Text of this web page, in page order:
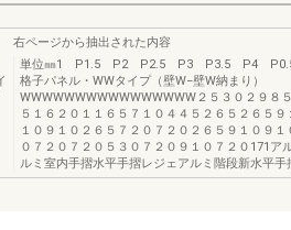
右ページから抽出された内容
単位㎜1 P1.5 P2 P2.5 P3 P3.5 P4 P0.5
格子パネル・WWタイプ（壁W−壁W納まり）
WWWWWWWWWWWWWWWW２５３０２９８
５１６２０１１６５７１０４４５２６５２６５９
１０９１０２６５７２０７２０２６５９１０９１
０７２０７２０５３０７２０９１０７２０171ア
ルミ室内手摺水平手摺レジェアルミ階段新水平手